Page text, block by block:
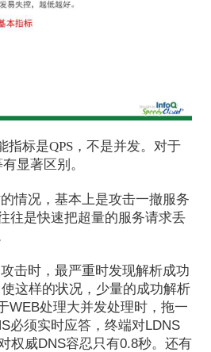
指标是QPS，不是并发。对于
显著区别。
情况，基本上是攻击一撤服务
往是快速把超量的服务请求丢
击时，最严重时发现解析成功
这样的状况，少量的成功解析
WEB处理大并发处理时，拖一
必须实时应答，终端对LDNS
权威DNS容忍只有0.8秒。还有